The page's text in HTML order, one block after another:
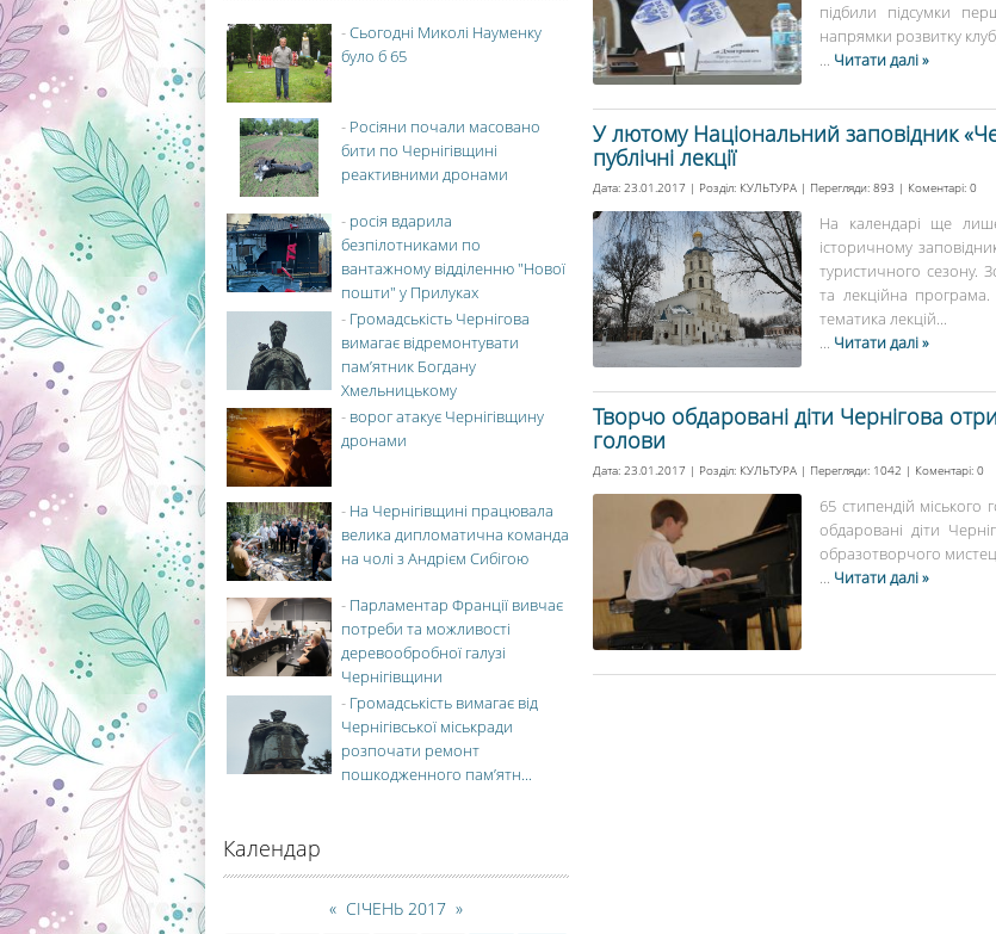
підбили підсумки
напрямки розвитку
... Читати далі »
У лютому Національний заповідник
публічні лекції
Дата: 23.01.2017 | Розділ: КУЛЬТУРА | Перегляди: 893 | Коментарі: 0
На календарі ще
історичному
туристичного сезону.
та лекційна програма.
тематика лекцій...
... Читати далі »
Творчо обдаровані діти Чернігова
голови
Дата: 23.01.2017 | Розділ: КУЛЬТУРА | Перегляди: 1042 | Коментарі: 0
65 стипендій
обдаровані діти
образотворчого
... Читати далі »
-Сьогодні Миколі Науменку
було б 65
- Росіяни почали масовано
бити по Чернігівщині
реактивними дронами
- росія вдарила
безпілотниками по
вантажному відділенню "Нової
пошти" у Прилуках
- Громадськість Чернігова
вимагає відремонтувати
пам’ятник Богдану
Хмельницькому
- ворог атакує Чернігівщину
дронами
- На Чернігівщині працювала
велика дипломатична команда
на чолі з Андрієм Сибігою
- Парламентар Франції вивчає
потреби та можливості
деревообробної галузі
Чернігівщини
- Громадськість вимагає від
Чернігівської міськради
розпочати ремонт
пошкодженного пам’ятн...
Календар
« СІЧЕНЬ 2017 »